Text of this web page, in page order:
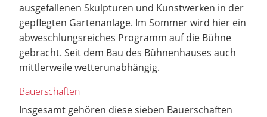
ausgefallenen Skulpturen und Kunstwerken in der
gepflegten Gartenanlage. Im Sommer wird hier ein
abweschlungsreiches Programm auf die Bühne
gebracht. Seit dem Bau des Bühnenhauses auch
mittlerweile wetterunabhängig.
Bauerschaften
Insgesamt gehören diese sieben Bauerschaften